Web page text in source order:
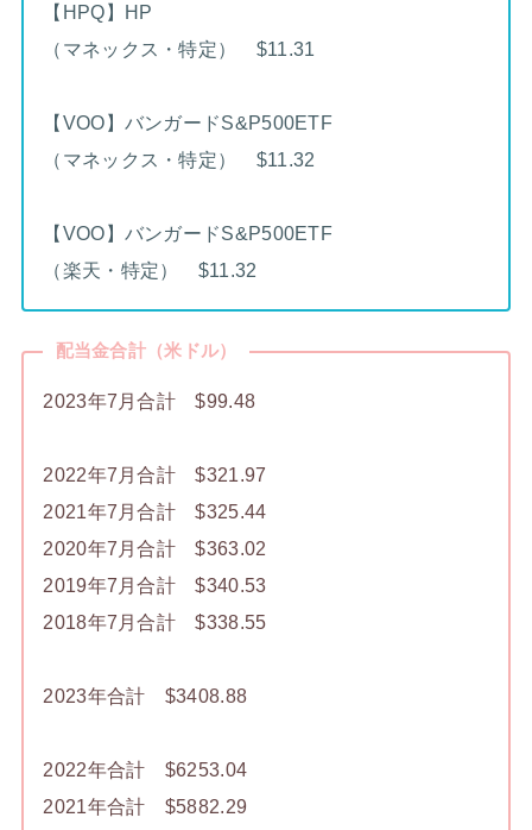
【HPQ】HP
（マネックス・特定） $11.31
【VOO】バンガードS&P500ETF
（マネックス・特定） $11.32
【VOO】バンガードS&P500ETF
（楽天・特定） $11.32
配当金合計（米ドル）
2023年7月合計 $99.48
2022年7月合計 $321.97
2021年7月合計 $325.44
2020年7月合計 $363.02
2019年7月合計 $340.53
2018年7月合計 $338.55
2023年合計 $3408.88
2022年合計 $6253.04
2021年合計 $5882.29